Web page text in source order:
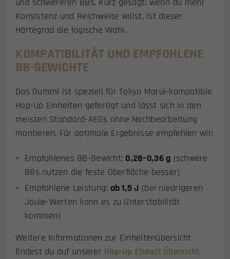
Konsistenz und Reichweite willst, ist dieser
Härtegrad die logische Wahl.
KOMPATIBILITÄT UND EMPFOHLENE
BB-GEWICHTE
Das Gummi ist speziell für Tokyo Marui-kompatible
Hop-Up Einheiten gefertigt und lässt sich in den
meisten Standard-AEGs ohne Nachbearbeitung
montieren. Für optimale Ergebnisse empfehlen wir:
Empfohlenes BB-Gewicht: 0,28–0,36 g (schwere
BBs nutzen die feste Oberfläche besser)
Empfohlene Leistung: ab 1,5 J (bei niedrigeren
Joule-Werten kann es zu Unterstabilität
kommen)
Weitere Informationen zur Einheitenübersicht
findest du auf unserer Hop-Up Einheit Übersicht